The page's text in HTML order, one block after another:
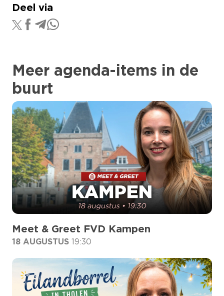
Deel via
Meer agenda-items in de
buurt
Meet & Greet FVD Kampen
18 AUGUSTUS 19:30